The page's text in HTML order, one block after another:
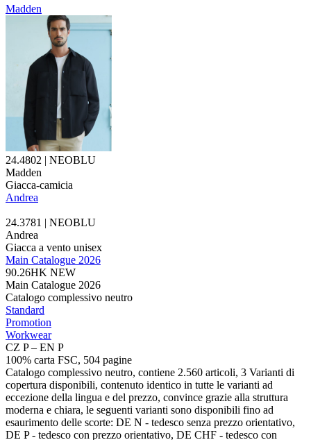
Madden
24.4802 | NEOBLU
Madden
Giacca-camicia
Andrea
24.3781 | NEOBLU
Andrea
Giacca a vento unisex
Main Catalogue 2026
90.26HK NEW
Main Catalogue 2026
Catalogo complessivo neutro
Standard
Promotion
Workwear
CZ P – EN P
100% carta FSC, 504 pagine
Catalogo complessivo neutro, contiene 2.560 articoli, 3 Varianti di
copertura disponibili, contenuto identico in tutte le varianti ad
eccezione della lingua e del prezzo, convince grazie alla struttura
moderna e chiara, le seguenti varianti sono disponibili fino ad
esaurimento delle scorte: DE N - tedesco senza prezzo orientativo,
DE P - tedesco con prezzo orientativo, DE CHF - tedesco con